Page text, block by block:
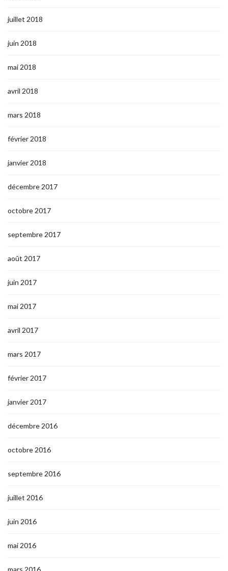
juillet 2018
juin 2018
mai 2018
avril 2018
mars 2018
février 2018
janvier 2018
décembre 2017
octobre 2017
septembre 2017
août 2017
juin 2017
mai 2017
avril 2017
mars 2017
février 2017
janvier 2017
décembre 2016
octobre 2016
septembre 2016
juillet 2016
juin 2016
mai 2016
mars 2016